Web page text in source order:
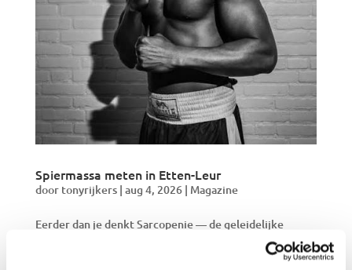
Spiermassa meten in Etten-Leur
door tonyrijkers| aug 4, 2026| Magazine
Eerder dan je denkt Sarcopenie — de geleidelijke
afname van spiermassa en spierkracht — begint al rond
je dertigste en is nauwkeurig te meten met een MRI